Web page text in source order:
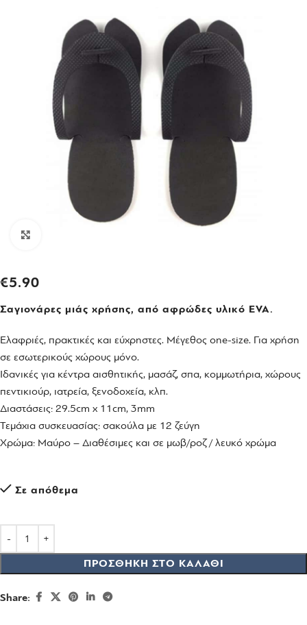
€5.90
Σαγιονάρες μιάς χρήσης, από αφρώδες υλικό EVA.
Ελαφριές, πρακτικές και εύχρηστες. Μέγεθος one-size. Για χρήση
σε εσωτερικούς χώρους μόνο.
Ιδανικές για κέντρα αισθητικής, μασάζ, σπα, κομμωτήρια, χώρους
πεντικιούρ, ιατρεία, ξενοδοχεία, κλπ.
Διαστάσεις: 29.5cm x 11cm, 3mm
Τεμάχια συσκευασίας: σακούλα με 12 ζεύγη
Χρώμα: Μαύρο – Διαθέσιμες και σε μωβ/ροζ / λευκό χρώμα
Σε απόθεμα
ΠΡΟΣΘΉΚΗ ΣΤΟ ΚΑΛΆΘΙ
Share: